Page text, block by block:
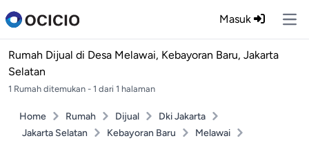
Masuk
Rumah Dijual di Desa Melawai, Kebayoran Baru, Jakarta
Selatan
1 Rumah ditemukan - 1 dari 1 halaman
Home Rumah Dijual
Dki Jakarta
Jakarta Selatan
Kebayoran Baru
Melawai